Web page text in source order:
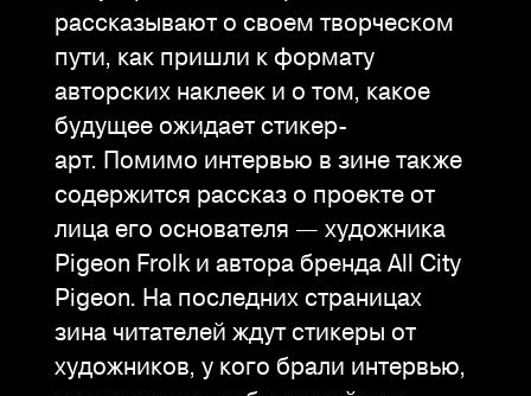
рассказывают о своем творческом
пути, как пришли к формату
авторских наклеек и о том, какое
будущее ожидает стикер-
арт. Помимо интервью в зине также
содержится рассказ о проекте от
лица его основателя — художника
Pigeon Frolk и автора бренда All City
Pigeon. На последних страницах
зина читателей ждут стикеры от
художников, у кого брали интервью,